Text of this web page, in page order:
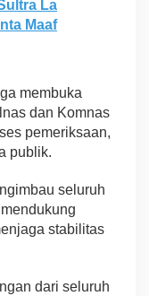
La
Maaf
membuka
dan Komnas
pemeriksaan,
publik.
seluruh
stabilitas
dari seluruh